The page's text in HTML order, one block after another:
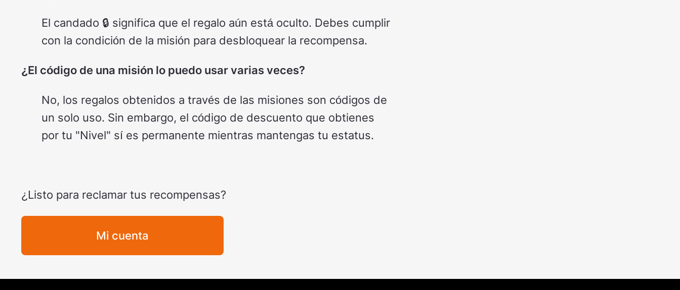
El candado 🔒 significa que el regalo aún está oculto. Debes cumplir
con la condición de la misión para desbloquear la recompensa.
¿El código de una misión lo puedo usar varias veces?
No, los regalos obtenidos a través de las misiones son códigos de
un solo uso. Sin embargo, el código de descuento que obtienes
por tu "Nivel" sí es permanente mientras mantengas tu estatus.
¿Listo para reclamar tus recompensas?
Mi cuenta